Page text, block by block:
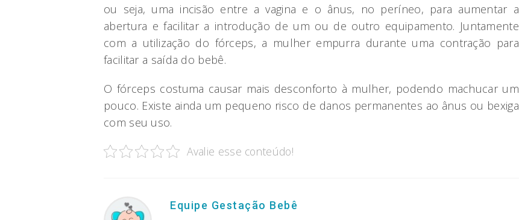
ou seja, uma incisão entre a vagina e o ânus, no períneo, para aumentar a
abertura e facilitar a introdução de um ou de outro equipamento. Juntamente
com a utilização do fórceps, a mulher empurra durante uma contração para
facilitar a saída do bebê.
O fórceps costuma causar mais desconforto à mulher, podendo machucar um
pouco. Existe ainda um pequeno risco de danos permanentes ao ânus ou bexiga
com seu uso.
Avalie esse conteúdo!
Equipe Gestação Bebê